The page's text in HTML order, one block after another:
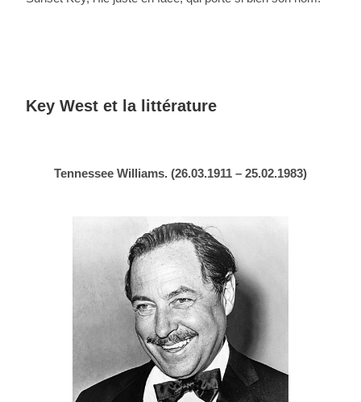
Key West et la littérature
Tennessee Williams. (26.03.1911 – 25.02.1983)